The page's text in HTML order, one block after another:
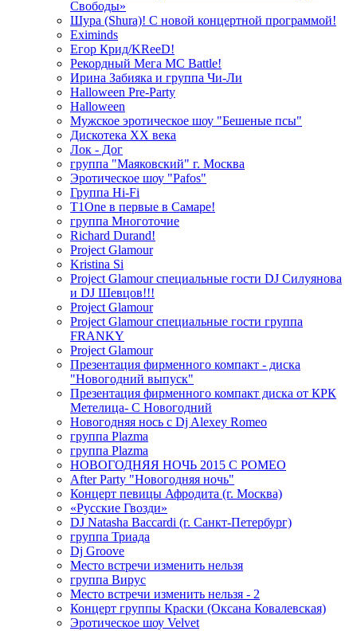
Свободы»
Шура (Shura)! С новой концертной программой!
Eximinds
Егор Крид/KReeD!
Рекордный Мега МС Battle!
Ирина Забияка и группа Чи-Ли
Halloween Pre-Party
Halloween
Мужское эротическое шоу "Бешеные псы"
Дискотека ХХ века
Лок - Дог
группа "Маяковский" г. Москва
Эротическое шоу "Pafos"
Группа Hi-Fi
T1One в первые в Самаре!
группа Многоточие
Richard Durand!
Project Glamour
Kristina Si
Project Glamour специальные гости DJ Силуянова
и DJ Шевцов!!!
Project Glamour
Project Glamour специальные гости группа
FRANKY
Project Glamour
Презентация фирменного компакт - диска
"Новогодний выпуск"
Презентация фирменного компакт диска от КРК
Метелица- С Новогодний
Новогодняя нось с Dj Alexey Romeo
группа Plazma
группа Plazma
НОВОГОДНЯЯ НОЧЬ 2015 C РОМЕО
After Party "Новогодняя ночь"
Концерт певицы Афродита (г. Москва)
«Русские Гвозди»
DJ Natasha Baccardi (г. Санкт-Петербург)
группа Триада
Dj Groove
Место встречи изменить нельзя
группа Вирус
Место встречи изменить нельзя - 2
Концерт группы Краски (Оксана Ковалевская)
Эротическое шоу Velvet